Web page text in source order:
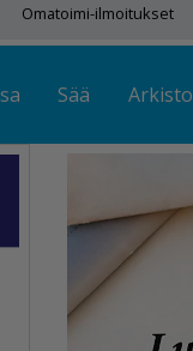
Omatoimi-ilmoitukset
Sää Arkisto